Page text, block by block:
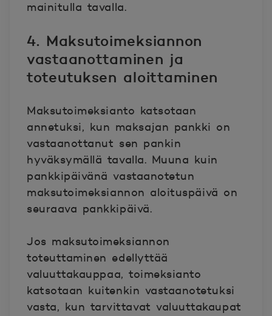
mainitulla tavalla.
4. Maksutoimeksiannon
vastaanottaminen ja
toteutuksen aloittaminen
Maksutoimeksianto katsotaan
annetuksi, kun maksajan pankki on
vastaanottanut sen pankin
hyväksymällä tavalla. Muuna kuin
pankkipäivänä vastaanotetun
maksutoimeksiannon aloituspäivä on
seuraava pankkipäivä.
Jos maksutoimeksiannon
toteuttaminen edellyttää
valuuttakauppaa, toimeksianto
katsotaan kuitenkin vastaanotetuksi
vasta, kun tarvittavat valuuttakaupat